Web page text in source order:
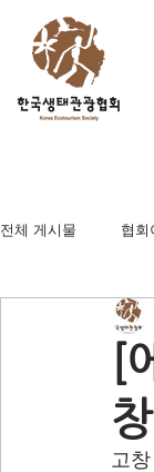
전체 게시물 협회
영주댐바로알기
[
고